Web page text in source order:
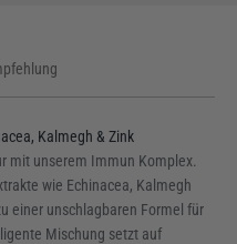
Kalmegh & Zink
mit unserem Immun Komplex.
wie Echinacea, Kalmegh
einer unschlagbaren Formel für
Mischung setzt auf